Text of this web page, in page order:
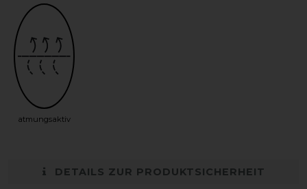
atmungsaktiv
DETAILS ZUR PRODUKTSICHERHEIT